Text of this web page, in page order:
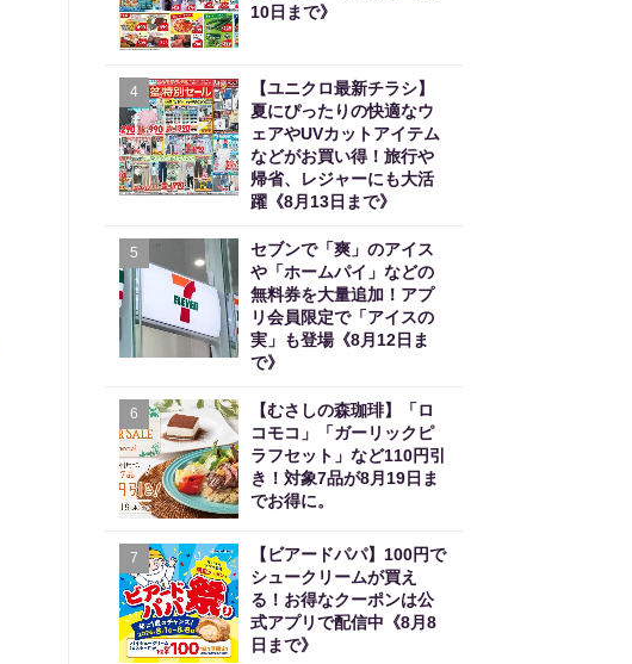
10日まで》
4
【ユニクロ最新チラシ】
夏にぴったりの快適なウ
ェアやUVカットアイテム
などがお買い得！旅行や
帰省、レジャーにも大活
躍《8月13日まで》
5
セブンで「爽」のアイス
や「ホームパイ」などの
無料券を大量追加！アプ
リ会員限定で「アイスの
実」も登場《8月12日ま
で》
6
【むさしの森珈琲】「ロ
コモコ」「ガーリックピ
ラフセット」など110円引
き！対象7品が8月19日ま
でお得に。
7
【ビアードパパ】100円で
シュークリームが買え
る！お得なクーポンは公
式アプリで配信中《8月8
日まで》